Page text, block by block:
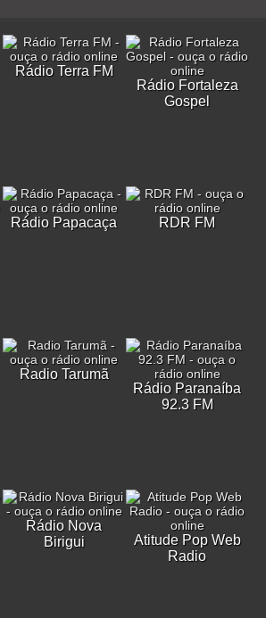
Rádio Terra FM
Rádio Fortaleza
Gospel
Rádio Papacaça RDR FM
Radio Tarumã
Rádio Paranaíba
92.3 FM
Rádio Nova
Birigui
Atitude Pop Web
Radio